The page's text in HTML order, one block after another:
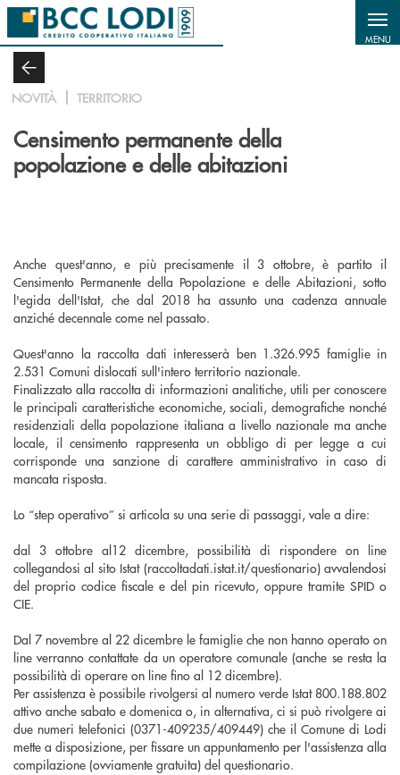
Salta al contenuto principale
MENU
NOVITÀ TERRITORIO
Censimento permanente della
popolazione e delle abitazioni
Anche quest'anno, e più precisamente il 3 ottobre, è partito il
Censimento Permanente della Popolazione e delle Abitazioni, sotto
l'egida dell'Istat, che dal 2018 ha assunto una cadenza annuale
anziché decennale come nel passato.
Quest'anno la raccolta dati interesserà ben 1.326.995 famiglie in
2.531 Comuni dislocati sull'intero territorio nazionale.
Finalizzato alla raccolta di informazioni analitiche, utili per conoscere
le principali caratteristiche economiche, sociali, demografiche nonché
residenziali della popolazione italiana a livello nazionale ma anche
locale, il censimento rappresenta un obbligo di per legge a cui
corrisponde una sanzione di carattere amministrativo in caso di
mancata risposta.
Lo “step operativo” si articola su una serie di passaggi, vale a dire:
dal 3 ottobre al12 dicembre, possibilità di rispondere on line
collegandosi al sito Istat (raccoltadati.istat.it/questionario) avvalendosi
del proprio codice fiscale e del pin ricevuto, oppure tramite SPID o
CIE.
Dal 7 novembre al 22 dicembre le famiglie che non hanno operato on
line verranno contattate da un operatore comunale (anche se resta la
possibilità di operare on line fino al 12 dicembre).
Per assistenza è possibile rivolgersi al numero verde Istat 800.188.802
attivo anche sabato e domenica o, in alternativa, ci si può rivolgere ai
due numeri telefonici (0371-409235/409449) che il Comune di Lodi
mette a disposizione, per fissare un appuntamento per l'assistenza alla
compilazione (ovviamente gratuita) del questionario.